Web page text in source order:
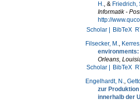
H., & Friedrich,
Informatik -
http://
Scholar |
BibTeX
Filsecker, M.,
Orleans,
Scholar |
BibTeX
Engelhardt, N.,
zur
innerhalb der